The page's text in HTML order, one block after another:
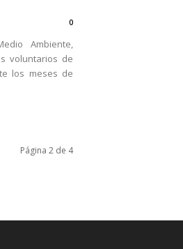
0
Ambiente,
voluntarios de
los meses de
Página 2 de 4